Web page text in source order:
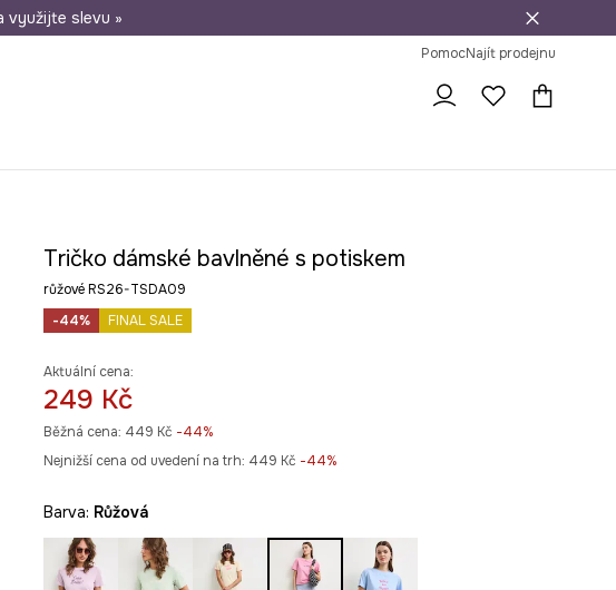
30 dní na vrácení zboží
využijte slevu »
PomocNajít prodejnu
Tričko dámské bavlněné s potiskem
růžové RS26-TSDA09
-44%
FINAL SALE
Aktuální cena:
249 Kč
Běžná cena: 449 Kč -44%
Nejnižší cena od uvedení na trh: 449 Kč -44%
Barva: růžová